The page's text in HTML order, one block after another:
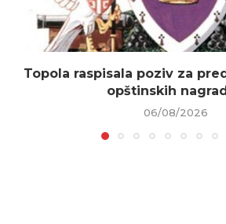
Topola raspisala poziv za
opštinskih
06/08/2026